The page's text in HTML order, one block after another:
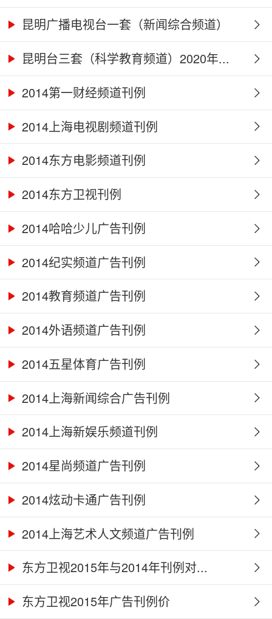
2... 昆明广播电视台一套（新闻综合频道）
2... 昆明台三套（科学教育频道）2020年...
2014第一财经频道刊例
2014上海电视剧频道刊例
2014东方电影频道刊例
2014东方卫视刊例
2014哈哈少儿广告刊例
2014纪实频道广告刊例
2014教育频道广告刊例
2014外语频道广告刊例
2014五星体育广告刊例
2014上海新闻综合广告刊例
2014上海新娱乐频道刊例
2014星尚频道广告刊例
2014炫动卡通广告刊例
2014上海艺术人文频道广告刊例
东方卫视2015年与2014年刊例对...
东方卫视2015年广告刊例价